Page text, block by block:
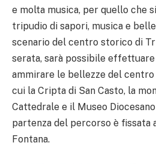
e molta musica, per quello che
tripudio di sapori, musica e
scenario del centro storico di
serata, sarà possibile
ammirare le bellezze del
cui la Cripta di San Casto, la
Cattedrale e il Museo
partenza del percorso è fissata
Fontana.